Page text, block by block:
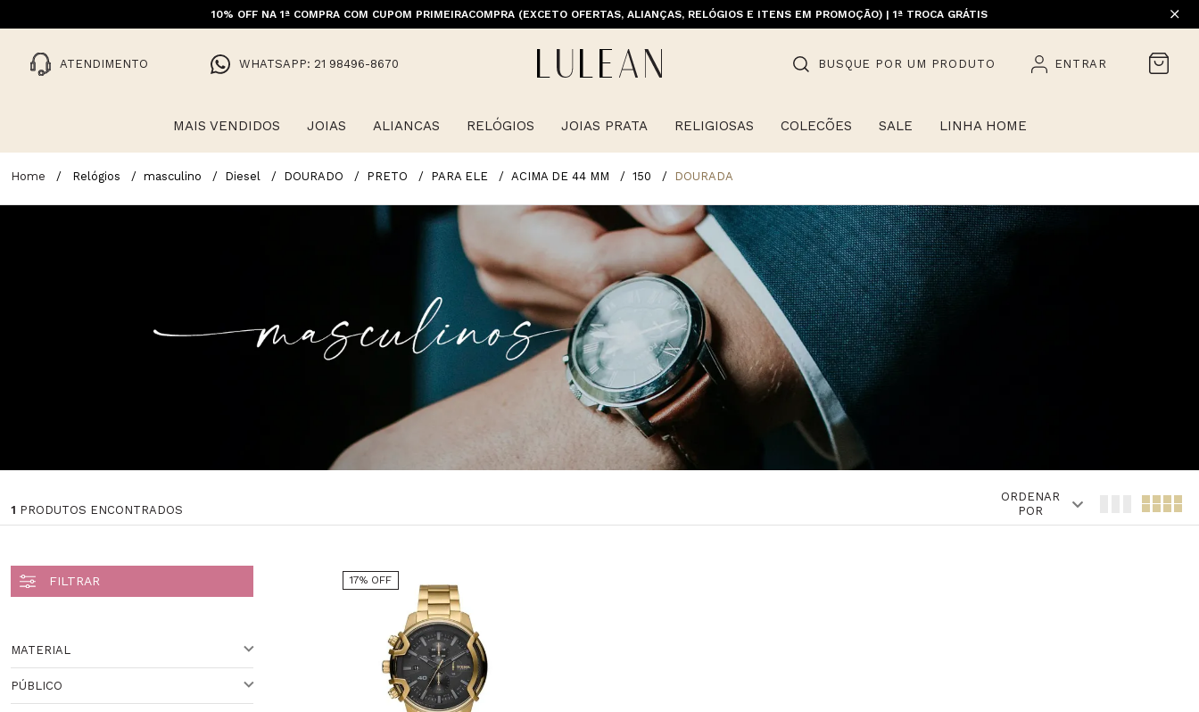
10% OFF NA 1ª COMPRA COM CUPOM PRIMEIRACOMPRA (EXCETO OFERTAS, ALIANÇAS, RELÓGIOS E ITENS EM PROMOÇÃO) | 1ª TROCA GRÁTIS
ATENDIMENTO WHATSAPP: 21 98496-8670 BUSQUE POR UM PRODUTO ENTRAR
MAIS VENDIDOS JOIAS ALIANCAS RELÓGIOS JOIAS PRATA RELIGIOSAS COLECÕES SALE LINHA HOME
Relógios masculino Diesel DOURADO PRETO PARA ELE ACIMA DE 44 MM 150 DOURADA
1 PRODUTOS ENCONTRADOS
ORDENAR
POR
MATERIAL
PÚBLICO
17% OFF